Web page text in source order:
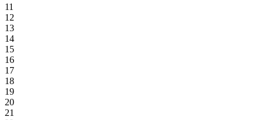
11
12
13
14
15
16
17
18
19
20
21